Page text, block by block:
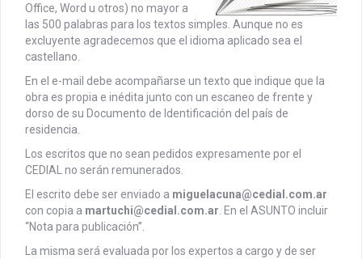
Office, Word u otros) no mayor a
las 500 palabras para los textos simples. Aunque no es
excluyente agradecemos que el idioma aplicado sea el
castellano.
En el e-mail debe acompañarse un texto que indique que la
obra es propia e inédita junto con un escaneo de frente y
dorso de su Documento de Identificación del país de
residencia.
Los escritos que no sean pedidos expresamente por el
CEDIAL no serán remunerados.
El escrito debe ser enviado a miguelacuna@cedial.com.ar
con copia a martuchi@cedial.com.ar . En el ASUNTO incluir
“Nota para publicación”.
La misma será evaluada por los expertos a cargo y de ser